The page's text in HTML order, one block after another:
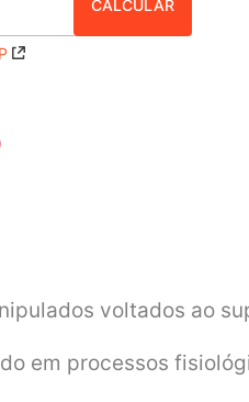
voltados ao
em processos